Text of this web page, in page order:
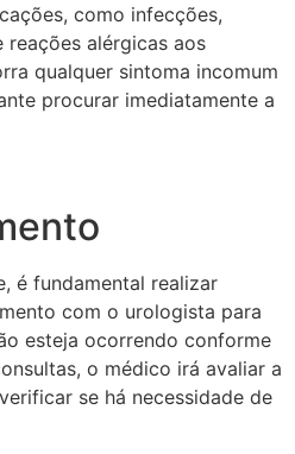
como infecções,
reações alérgicas aos
qualquer sintoma incomum
procurar imediatamente a
é fundamental realizar
com o urologista para
esteja ocorrendo conforme
o médico irá avaliar a
se há necessidade de